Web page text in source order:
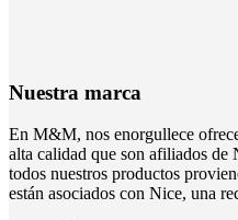
Nuestra marca
En M&M, nos enorgullece
alta calidad que son afiliados
todos nuestros productos
están asociados con Nice, una